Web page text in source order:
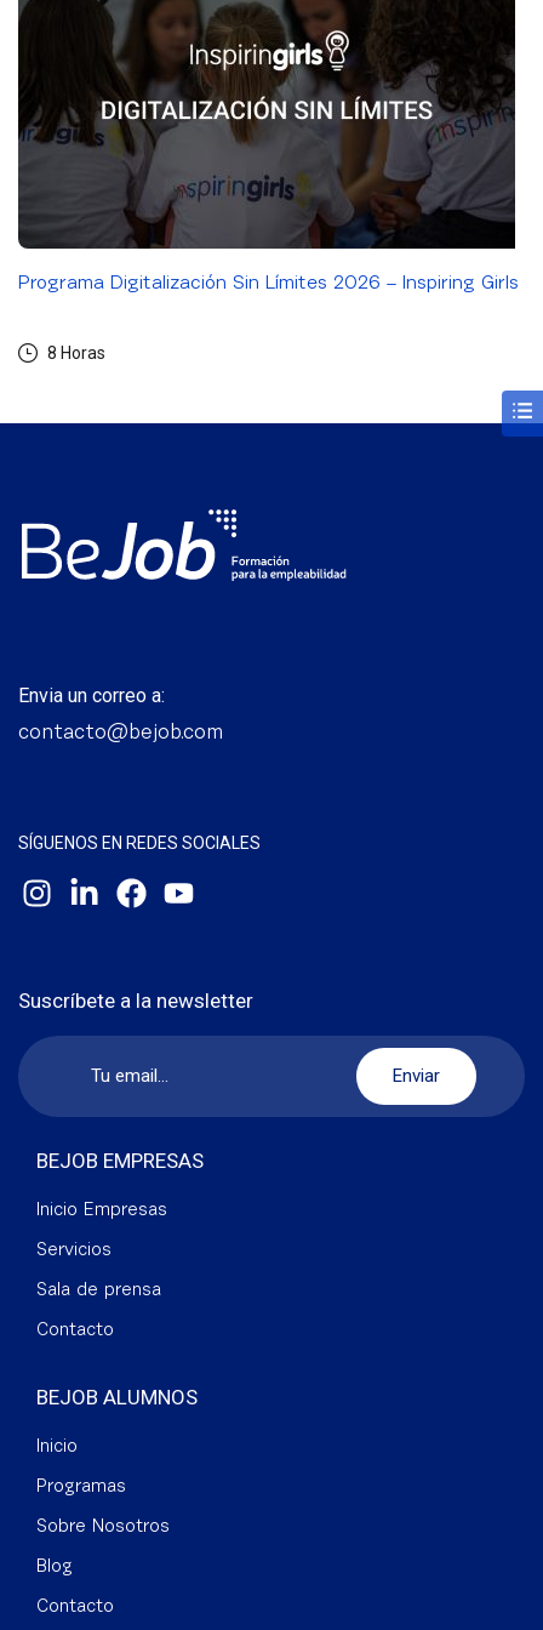
Programa Digitalización Sin Límites 2026 – Inspiring Girls
8 Horas
Suscríbete a la newsletter
BEJOB EMPRESAS
Inicio Empresas
Servicios
Sala de prensa
Contacto
BEJOB ALUMNOS
Inicio
Programas
Sobre Nosotros
Blog
Contacto
Envia un correo a:
contacto@bejob.com
SÍGUENOS EN REDES SOCIALES